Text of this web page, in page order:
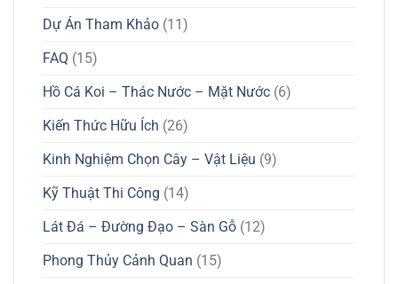
Dự Án Tham Khảo (11)
FAQ (15)
Hồ Cá Koi – Thác Nước – Mặt Nước (6)
Kiến Thức Hữu Ích (26)
Kinh Nghiệm Chọn Cây – Vật Liệu (9)
Kỹ Thuật Thi Công (14)
Lát Đá – Đường Đạo – Sàn Gỗ (12)
Phong Thủy Cảnh Quan (15)